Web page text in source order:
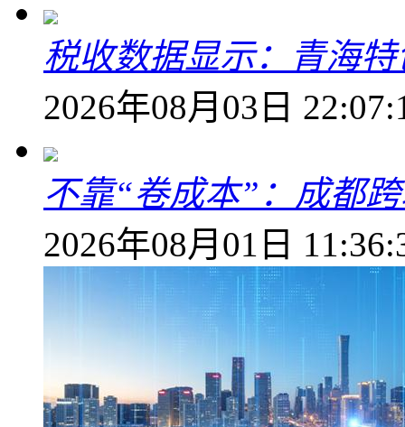
税收数据显示：青海
2026年08月03日
不靠“卷成本”：成都
2026年08月01日